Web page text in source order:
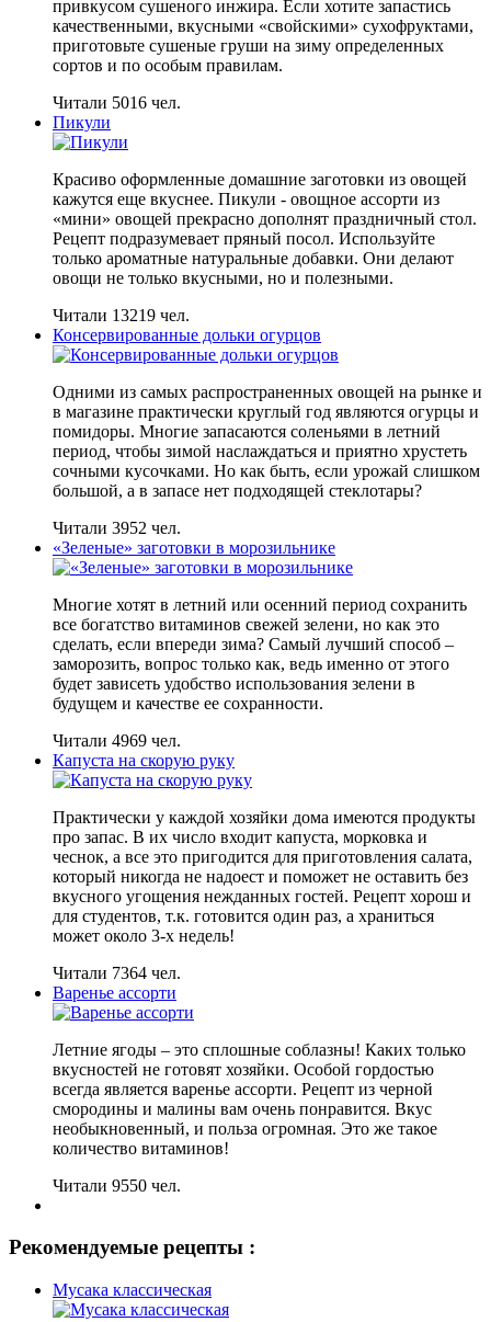
привкусом сушеного инжира. Если хотите запастись
качественными, вкусными «свойскими» сухофруктами,
приготовьте сушеные груши на зиму определенных
сортов и по особым правилам.
Читали 5016 чел.
Пикули
Красиво оформленные домашние заготовки из овощей
кажутся еще вкуснее. Пикули - овощное ассорти из
«мини» овощей прекрасно дополнят праздничный стол.
Рецепт подразумевает пряный посол. Используйте
только ароматные натуральные добавки. Они делают
овощи не только вкусными, но и полезными.
Читали 13219 чел.
Консервированные дольки огурцов
Одними из самых распространенных овощей на рынке и
в магазине практически круглый год являются огурцы и
помидоры. Многие запасаются соленьями в летний
период, чтобы зимой наслаждаться и приятно хрустеть
сочными кусочками. Но как быть, если урожай слишком
большой, а в запасе нет подходящей стеклотары?
Читали 3952 чел.
«Зеленые» заготовки в морозильнике
Многие хотят в летний или осенний период сохранить
все богатство витаминов свежей зелени, но как это
сделать, если впереди зима? Самый лучший способ –
заморозить, вопрос только как, ведь именно от этого
будет зависеть удобство использования зелени в
будущем и качестве ее сохранности.
Читали 4969 чел.
Капуста на скорую руку
Практически у каждой хозяйки дома имеются продукты
про запас. В их число входит капуста, морковка и
чеснок, а все это пригодится для приготовления салата,
который никогда не надоест и поможет не оставить без
вкусного угощения нежданных гостей. Рецепт хорош и
для студентов, т.к. готовится один раз, а храниться
может около 3-х недель!
Читали 7364 чел.
Варенье ассорти
Летние ягоды – это сплошные соблазны! Каких только
вкусностей не готовят хозяйки. Особой гордостью
всегда является варенье ассорти. Рецепт из черной
смородины и малины вам очень понравится. Вкус
необыкновенный, и польза огромная. Это же такое
количество витаминов!
Читали 9550 чел.
Рекомендуемые рецепты :
Мусака классическая